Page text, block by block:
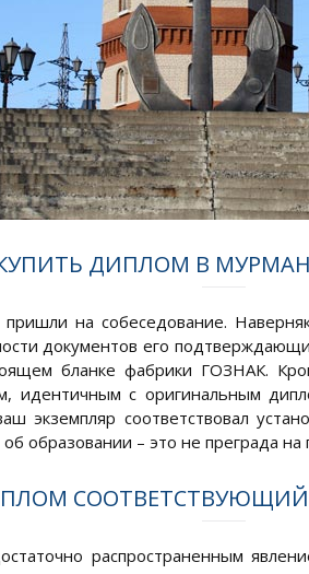
ДИПЛОМ В
на собеседование.
документов его
бланке фабрики ГОЗНАК.
идентичным с оригинальным
экземпляр соответствовал
образовании – это не преграда на
распространенным